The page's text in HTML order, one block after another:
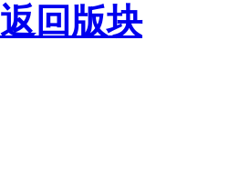
返回版块